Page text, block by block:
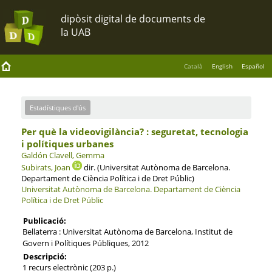
Català English Español
Estadístiques d'ús
Per què la videovigilància? : seguretat, tecnologia
i polítiques urbanes
Galdón Clavell, Gemma
Subirats, Joan
dir. (Universitat Autònoma de Barcelona.
Departament de Ciència Política i de Dret Públic)
Universitat Autònoma de Barcelona. Departament de Ciència
Política i de Dret Públic
Publicació:
Bellaterra : Universitat Autònoma de Barcelona, Institut de
Govern i Polítiques Públiques, 2012
Descripció:
1 recurs electrònic (203 p.)